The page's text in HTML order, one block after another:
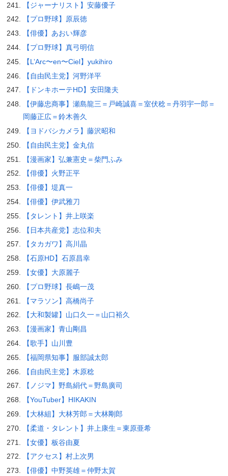
【ジャーナリスト】安藤優子
【プロ野球】原辰徳
【俳優】あおい輝彦
【プロ野球】真弓明信
【L’Arc〜en〜Ciel】yukihiro
【自由民主党】河野洋平
【ドンキホーテHD】安田隆夫
【伊藤忠商事】瀬島龍三＝戸崎誠喜＝室伏稔＝丹羽宇一郎＝
岡藤正広＝鈴木善久
【ヨドバシカメラ】藤沢昭和
【自由民主党】金丸信
【漫画家】弘兼憲史＝柴門ふみ
【俳優】火野正平
【俳優】堤真一
【俳優】伊武雅刀
【タレント】井上咲楽
【日本共産党】志位和夫
【タカガワ】高川晶
【石原HD】石原昌幸
【女優】大原麗子
【プロ野球】長嶋一茂
【マラソン】高橋尚子
【大和製罐】山口久一＝山口裕久
【漫画家】青山剛昌
【歌手】山川豊
【福岡県知事】服部誠太郎
【自由民主党】木原稔
【ノジマ】野島絹代＝野島廣司
【YouTuber】HIKAKIN
【大林組】大林芳郎＝大林剛郎
【柔道・タレント】井上康生＝東原亜希
【女優】板谷由夏
【アクセス】村上次男
【俳優】中野英雄＝仲野太賀